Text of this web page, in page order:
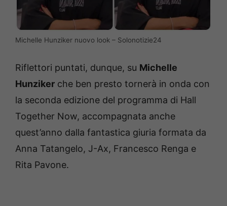
Michelle Hunziker nuovo look – Solonotizie24
Riflettori puntati, dunque, su Michelle
Hunziker che ben presto tornerà in onda con
la seconda edizione del programma di Hall
Together Now, accompagnata anche
quest’anno dalla fantastica giuria formata da
Anna Tatangelo, J-Ax, Francesco Renga e
Rita Pavone.